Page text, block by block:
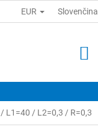
EUR Slovenčina
L1=40 / L2=0,3 / R=0,3